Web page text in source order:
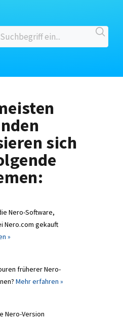
sich
Nero-Software,
Nero.com gekauft
»
früherer Nero-
Mehr erfahren »
Nero-Version